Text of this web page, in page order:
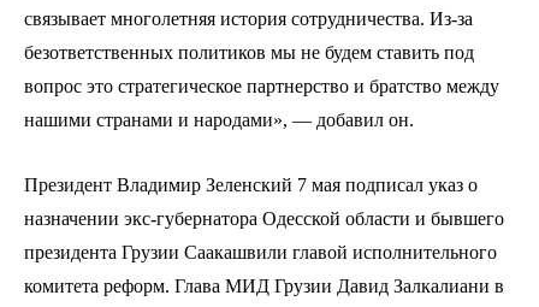
связывает многолетняя история сотрудничества. Из-за
безответственных политиков мы не будем ставить под
вопрос это стратегическое партнерство и братство между
нашими странами и народами», — добавил он.
Президент Владимир Зеленский 7 мая подписал указ о
назначении экс-губернатора Одесской области и бывшего
президента Грузии Саакашвили главой исполнительного
комитета реформ. Глава МИД Грузии Давид Залкалиани в